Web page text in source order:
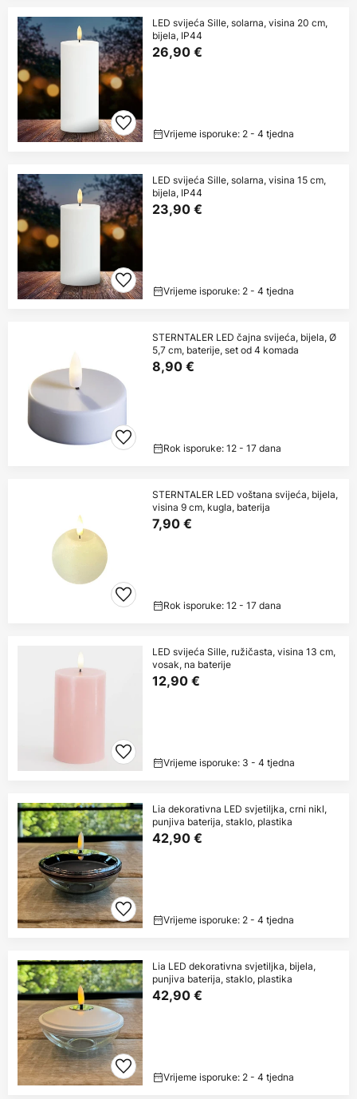
LED svijeća Sille, solarna, visina 20 cm,
bijela, IP44
26,90 €
Vrijeme isporuke: 2 - 4 tjedna
LED svijeća Sille, solarna, visina 15 cm,
bijela, IP44
23,90 €
Vrijeme isporuke: 2 - 4 tjedna
STERNTALER LED čajna svijeća, bijela, Ø
5,7 cm, baterije, set od 4 komada
8,90 €
Rok isporuke: 12 - 17 dana
STERNTALER LED voštana svijeća, bijela,
visina 9 cm, kugla, baterija
7,90 €
Rok isporuke: 12 - 17 dana
LED svijeća Sille, ružičasta, visina 13 cm,
vosak, na baterije
12,90 €
Vrijeme isporuke: 3 - 4 tjedna
Lia dekorativna LED svjetiljka, crni nikl,
punjiva baterija, staklo, plastika
42,90 €
Vrijeme isporuke: 2 - 4 tjedna
Lia LED dekorativna svjetiljka, bijela,
punjiva baterija, staklo, plastika
42,90 €
Vrijeme isporuke: 2 - 4 tjedna